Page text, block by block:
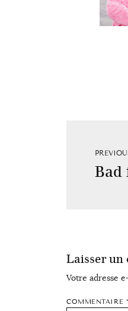
Bad
Laisser un
Votre adresse
COMMENTAIRE *